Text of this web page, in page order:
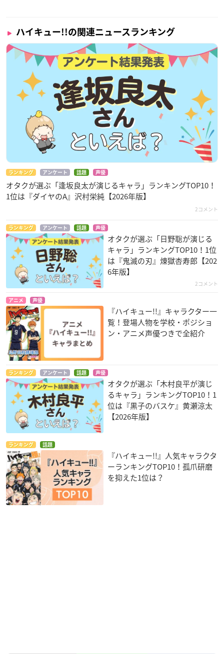
ハイキュー!!の関連ニュースランキング
ランキング アンケート 話題 声優
オタクが選ぶ「逢坂良太が演じるキャラ」ランキングTOP10！
1位は『ダイヤのA』沢村栄純【2026年版】
2コメント
ランキング アンケート 話題 声優
オタクが選ぶ「日野聡が演じる
キャラ」ランキングTOP10！1位
は『鬼滅の刃』煉󠄁獄杏寿郎【202
6年版】
2コメント
アニメ 声優
『ハイキュー!!』キャラクター一
覧！登場人物を学校・ポジショ
ン・アニメ声優つきで全紹介
ランキング アンケート 話題 声優
オタクが選ぶ「木村良平が演じ
るキャラ」ランキングTOP10！1
位は『黒子のバスケ』黄瀬涼太
【2026年版】
ランキング 話題
『ハイキュー!!』人気キャラクタ
ーランキングTOP10！孤爪研磨
を抑えた1位は？